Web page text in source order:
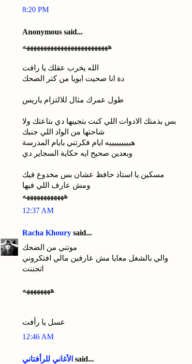
8:20 PM
Anonymous said...
هههههههههههههههههههههههههه
الله يخرب عقلك يا رافت
دة انا صحيت ابويا من كتر الضحك
طول عمرك مثال للالتزام ياريس
بس بذمتك الادوات اللي كنت بتجيبها دي بتاعتك ولا
شاحتها من الواد اللي جنبك
هيييييييييه ايام فكرتني بايام المدرسة
وبعدين صحيح ايه حكاية السجاير دي
مسكين يا استاذ حافظ عشان بس مخدوع فيك
ومش عارف اللي فيها
ههههههههههههه
12:37 AM
Racha Khoury said...
موتني من الضحك
والي بالشغل معايا مش عارفين مالي افتكروني
اتجننت
ههههههههه
عسل يا رأفت
12:46 AM
الأغاني للرأفتاني said...